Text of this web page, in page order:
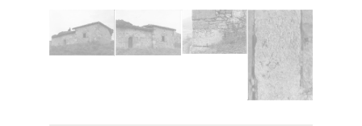
Licencia de las imágenes
CC BY-NC-SA 4.0